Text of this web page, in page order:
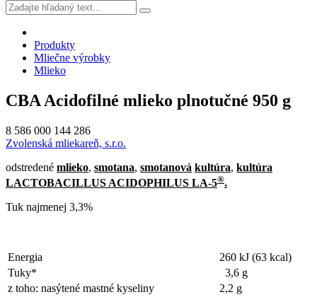
Produkty
Mliečne výrobky
Mlieko
CBA Acidofilné mlieko plnotučné 950 g
8 586 000 144 286
Zvolenská mliekareň, s.r.o.
odstredené mlieko, smotana, smotanová kultúra, kultúra
LACTOBACILLUS ACIDOPHILUS LA-5®.
Tuk najmenej 3,3%
Energia
260 kJ (63 kcal)
Tuky*
3,6 g
z toho: nasýtené mastné kyseliny
2,2 g